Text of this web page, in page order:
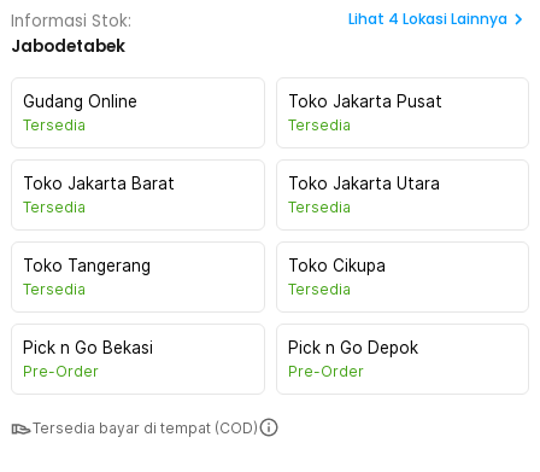
Informasi Stok:
Jabodetabek
Lihat 4 Lokasi Lainnya
Gudang Online
Tersedia
Toko Jakarta Pusat
Tersedia
Toko Jakarta Barat
Tersedia
Toko Jakarta Utara
Tersedia
Toko Tangerang
Tersedia
Toko Cikupa
Tersedia
Pick n Go Bekasi
Pre-Order
Pick n Go Depok
Pre-Order
Tersedia bayar di tempat (COD)